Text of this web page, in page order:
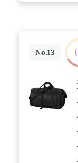
の持ち運びが
は、長い財布
物を収納する
す。 / 【プレ
こその味わい
にプレゼント
ます。 誕生日
父の日などの
用に選びたい
入から1年間の
期間、何か不
や返金返品な
No.13